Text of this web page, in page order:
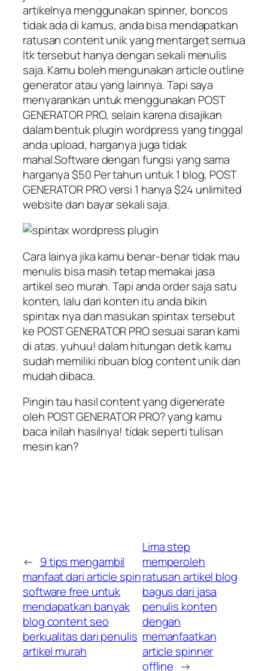
artikelnya menggunakan spinner, boncos
tidak ada di kamus, anda bisa mendapatkan
ratusan content unik yang mentarget semua
ltk tersebut hanya dengan sekali menulis
saja. Kamu boleh mengunakan article outline
generator atau yang lainnya. Tapi saya
menyarankan untuk menggunakan POST
GENERATOR PRO, selain karena disajikan
dalam bentuk plugin wordpress yang tinggal
anda upload, harganya juga tidak
mahal.Software dengan fungsi yang sama
harganya $50 Per tahun untuk 1 blog, POST
GENERATOR PRO versi 1 hanya $24 unlimited
website dan bayar sekali saja.
Cara lainya jika kamu benar-benar tidak mau
menulis bisa masih tetap memakai jasa
artikel seo murah. Tapi anda order saja satu
konten, lalu dari konten itu anda bikin
spintax nya dan masukan spintax tersebut
ke POST GENERATOR PRO sesuai saran kami
di atas. yuhuu! dalam hitungan detik kamu
sudah memiliki ribuan blog content unik dan
mudah dibaca.
Pingin tau hasil content yang digenerate
oleh POST GENERATOR PRO? yang kamu
baca inilah hasilnya! tidak seperti tulisan
mesin kan?
← 9 tips mengambil
manfaat dari article spin
software free untuk
mendapatkan banyak
blog content seo
berkualitas dari penulis
artikel murah
Lima step
memperoleh
ratusan artikel blog
bagus dari jasa
penulis konten
dengan
memanfaatkan
article spinner
offline →